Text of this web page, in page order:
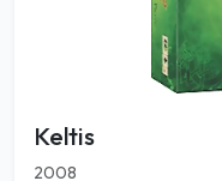
Keltis
2008